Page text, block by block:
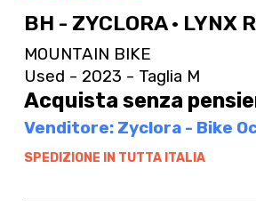
BH - ZYCLORA · LYNX
MOUNTAIN BIKE
Used - 2023 - Taglia M
Acquista senza
Venditore: Zyclora - Bike
SPEDIZIONE IN TUTTA ITALIA